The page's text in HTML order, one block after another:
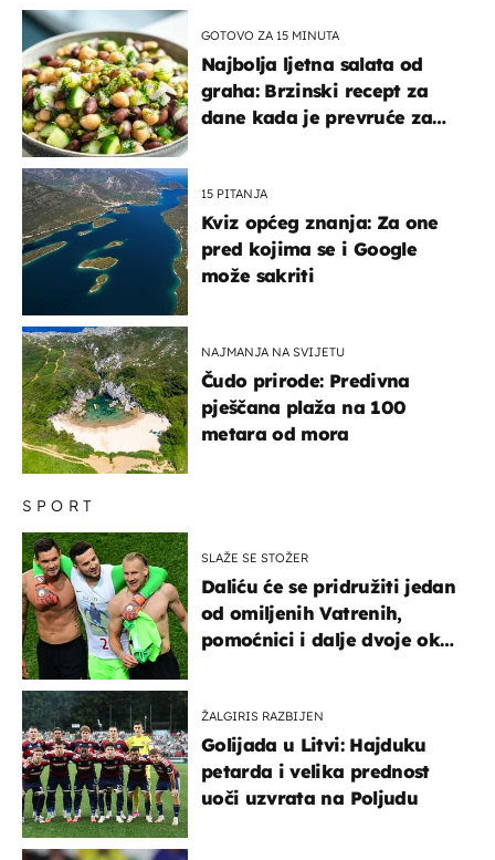
SPORT
SLAŽE SE STOŽER
Daliću će se pridružiti jedan
od omiljenih Vatrenih,
pomoćnici i dalje dvoje oko
ŽALGIRIS RAZBIJEN
Golijada u Litvi: Hajduku
petarda i velika prednost
uoči uzvrata na Poljudu
GOTOVO ZA 15 MINUTA
Najbolja ljetna salata od
graha: Brzinski recept za
dane kada je prevruće za
15 PITANJA
Kviz općeg znanja: Za one
pred kojima se i Google
može sakriti
NAJMANJA NA SVIJETU
Čudo prirode: Predivna
pješčana plaža na 100
metara od mora